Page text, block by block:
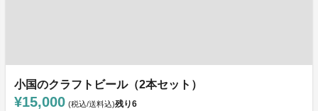
小国のクラフトビール（2本セット）
¥15,000 (税込/送料込)残り6